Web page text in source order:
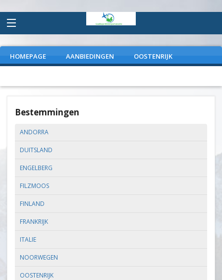
HOMEPAGE AANBIEDINGEN OOSTENRIJK
Bestemmingen
ANDORRA
DUITSLAND
ENGELBERG
FILZMOOS
FINLAND
FRANKRIJK
ITALIE
NOORWEGEN
OOSTENRIJK